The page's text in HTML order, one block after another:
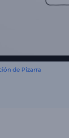
de Pizarra